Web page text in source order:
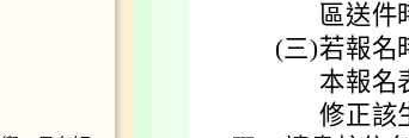
區送件
(三)若報名
本報名
修正該